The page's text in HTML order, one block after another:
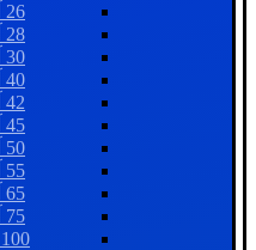
26 آمپر
28 آمپر
30 آمپر
40 آمپر
42 آمپر
45 آمپر
50 آمپر
55 آمپر
65 آمپر
75 آمپر
100 آمپر